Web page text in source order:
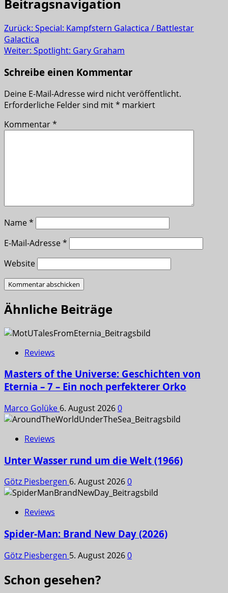
Beitragsnavigation
Zurück: Special: Kampfstern Galactica / Battlestar
Galactica
Weiter: Spotlight: Gary Graham
Schreibe einen Kommentar
Deine E-Mail-Adresse wird nicht veröffentlicht.
Erforderliche Felder sind mit* markiert
Kommentar*
Name*
E-Mail-Adresse*
Website
Ähnliche Beiträge
Reviews
Masters of the Universe: Geschichten von
Eternia – 7 – Ein noch perfekterer Orko
Marco Golüke 6. August 20260
Reviews
Unter Wasser rund um die Welt (1966)
Götz Piesbergen 6. August 20260
Reviews
Spider-Man: Brand New Day (2026)
Götz Piesbergen 5. August 20260
Schon gesehen?